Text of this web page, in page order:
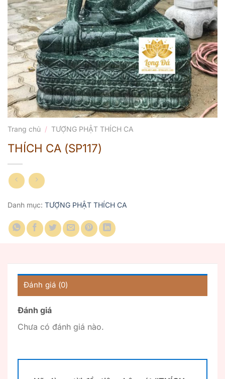
Trang chủ / TƯỢNG PHẬT THÍCH CA
THÍCH CA (SP117)
Danh mục: TƯỢNG PHẬT THÍCH CA
Đánh giá (0)
Đánh giá
Chưa có đánh giá nào.